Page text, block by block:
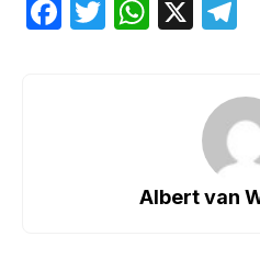
F
T
W
p
X
a
Albert van